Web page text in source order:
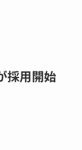
採用開始